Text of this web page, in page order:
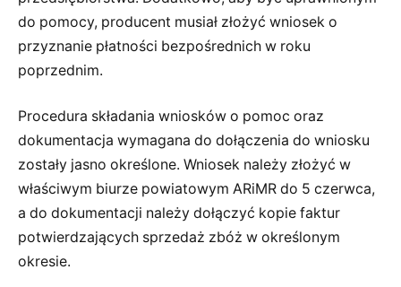
do pomocy, producent musiał złożyć wniosek o
przyznanie płatności bezpośrednich w roku
poprzednim.
Procedura składania wniosków o pomoc oraz
dokumentacja wymagana do dołączenia do wniosku
zostały jasno określone. Wniosek należy złożyć w
właściwym biurze powiatowym ARiMR do 5 czerwca,
a do dokumentacji należy dołączyć kopie faktur
potwierdzających sprzedaż zbóż w określonym
okresie.